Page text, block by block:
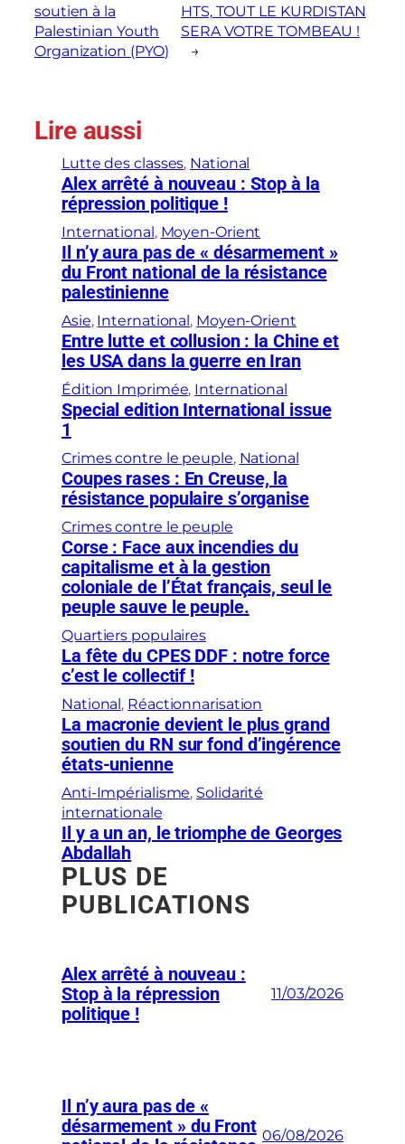
soutien à la
Palestinian Youth
Organization (PYO)
HTS, TOUT LE KURDISTAN
SERA VOTRE TOMBEAU !
→
Lire aussi
Lutte des classes, National
Alex arrêté à nouveau : Stop à la
répression politique !
International , Moyen-Orient
Il n’y aura pas de « désarmement »
du Front national de la résistance
palestinienne
Asie, International , Moyen-Orient
Entre lutte et collusion : la Chine et
les USA dans la guerre en Iran
Édition Imprimée, International
Special edition International issue
1
Crimes contre le peuple, National
Coupes rases : En Creuse, la
résistance populaire s’organise
Crimes contre le peuple
Corse : Face aux incendies du
capitalisme et à la gestion
coloniale de l’État français, seul le
peuple sauve le peuple.
Quartiers populaires
La fête du CPES DDF : notre force
c’est le collectif !
National , Réactionnarisation
La macronie devient le plus grand
soutien du RN sur fond d’ingérence
états-unienne
Anti-Impérialisme, Solidarité
internationale
Il y a un an, le triomphe de Georges
Abdallah
PLUS DE
PUBLICATIONS
Alex arrêté à nouveau :
Stop à la répression
politique !
11/03/2026
Il n’y aura pas de «
désarmement » du Front 06/08/2026